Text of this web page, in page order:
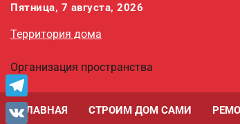
Перейти
содержимому
Пятница, 7 августа, 2026
Территория дома
Организация пространства
ГЛАВНАЯ СТРОИМ ДОМ САМИ
Telegram